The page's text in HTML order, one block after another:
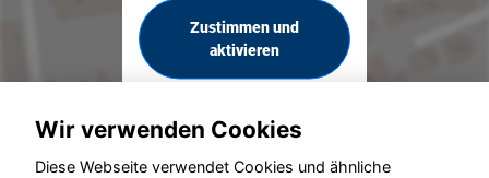
Zustimmen und
aktivieren
Wir verwenden Cookies
Diese Webseite verwendet Cookies und ähnliche